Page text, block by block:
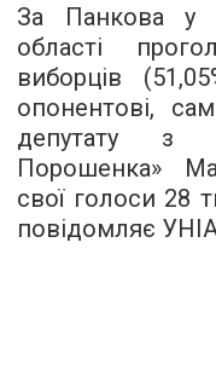
За Панкова у
області
виборців
опонентові,
депутату з
Порошенка»
свої голоси 28
повідомляє